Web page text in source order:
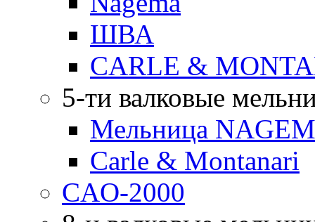
ШВА
CARLE &
5-ти валковые
Мельница
Carle & Montanari
CAO-2000